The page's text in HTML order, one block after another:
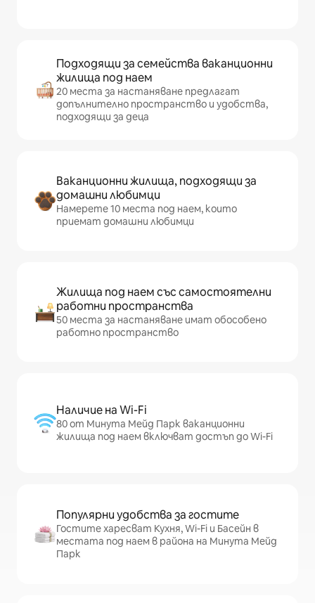
Подходящи за семейства ваканционни
жилища под наем
20 места за настаняване предлагат
допълнително пространство и удобства,
подходящи за деца
Ваканционни жилища, подходящи за
домашни любимци
Намерете 10 места под наем, които
приемат домашни любимци
Жилища под наем със самостоятелни
работни пространства
50 места за настаняване имат обособено
работно пространство
Наличие на Wi-Fi
80 от Минута Мейд Парк ваканционни
жилища под наем включват достъп до Wi-Fi
Популярни удобства за гостите
Гостите харесват Кухня, Wi-Fi и Басейн в
местата под наем в района на Минута Мейд
Парк